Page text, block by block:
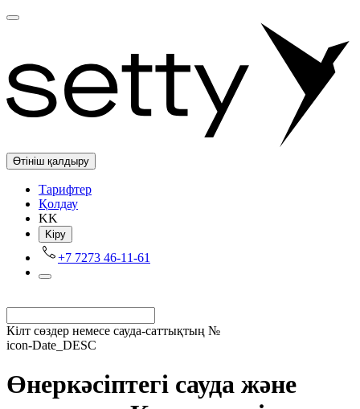
Өтініш қалдыру
Tарифтер
Қолдау
KK
Kіру
+7 7273 46-11-61
Кілт сөздер немесе сауда-саттықтың №
icon-Date_DESC
Өнеркәсіптегі сауда және